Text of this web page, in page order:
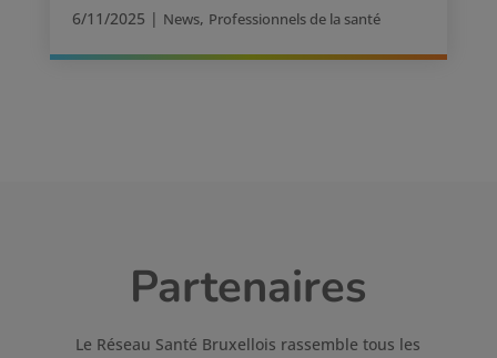
6/11/2025 | News, Professionnels de la santé
Partenaires
Le Réseau Santé Bruxellois rassemble tous les